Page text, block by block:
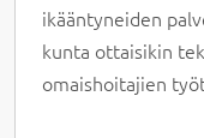
ikääntyneiden
kunta ottaisikin
omaishoitajien